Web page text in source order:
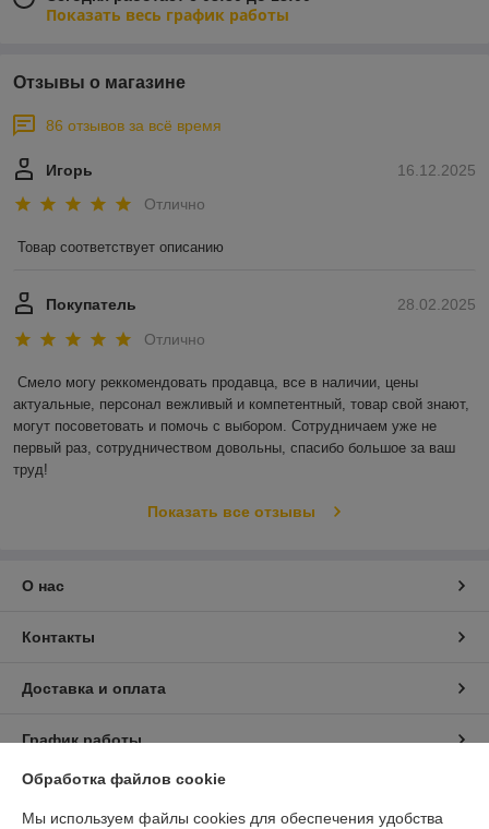
Показать весь график работы
Отзывы о магазине
86 отзывов за всё время
16.12.2025
Игорь
Отлично
Товар соответствует описанию
28.02.2025
Покупатель
Отлично
Смело могу реккомендовать продавца, все в наличии, цены
актуальные, персонал вежливый и компетентный, товар свой знают,
могут посоветовать и помочь с выбором. Сотрудничаем уже не
первый раз, сотрудничеством довольны, спасибо большое за ваш
труд!
Показать все отзывы
О нас
Контакты
Доставка и оплата
График работы
Полная версия сайта
Обработка файлов cookie
Мы используем файлы cookies для обеспечения удобства